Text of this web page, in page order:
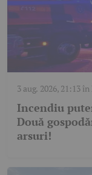
3 aug. 2026, 21:13în
Incendiu
Două
arsuri!